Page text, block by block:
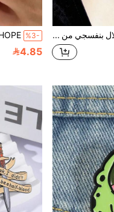
QTHOPE قلادة هلال بنفسجي من الدانتيل الأسود بأسلوب قوطي بانك %3-
4.85